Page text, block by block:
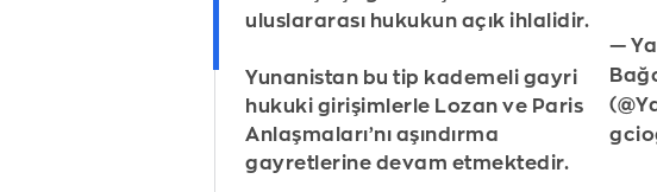
uluslararası hukukun açık ihlalidir.
Yunanistan bu tip kademeli gayri
hukuki girişimlerle Lozan ve Paris
Anlaşmaları’nı aşındırma
gayretlerine devam etmektedir.
—